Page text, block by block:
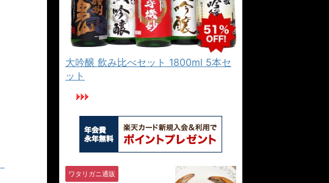
大吟醸 飲み比べセット 1800ml 5本セ
ット
ワタリガニ通販